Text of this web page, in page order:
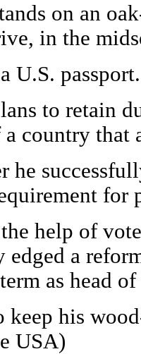
on an
in the
U.S. passport.
to retain
country that
he
for
help of
edged a
as head
keep his
USA)